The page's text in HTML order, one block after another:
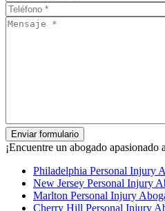
¡Encuentre un abogado apasionado
Philadelphia Personal Injury
New Jersey Personal Injury
Marlton Personal Injury
Cherry Hill Personal Injury